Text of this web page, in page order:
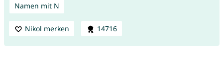
Namen mit N
Nikol merken 14716